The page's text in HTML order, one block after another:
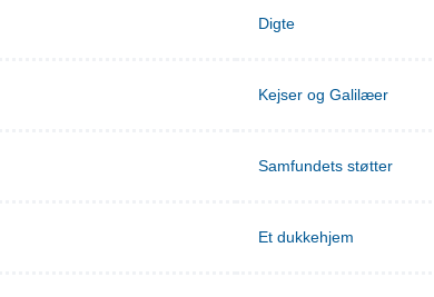
Digte
Kejser og Galilæer
Samfundets støtter
Et dukkehjem